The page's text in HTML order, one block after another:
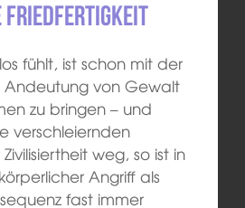
Friedfertigkeit
fühlt, ist schon mit der
von Gewalt
zu bringen – und
verschleiernden
weg, so ist in
Angriff als
fast immer